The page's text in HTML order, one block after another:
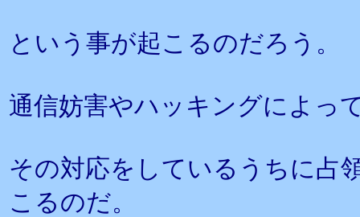
という事が起こるのだろう。
通信妨害やハッキングによっ
その対応をしているうちに占
こるのだ。